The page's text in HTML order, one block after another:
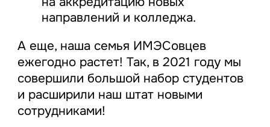
направлений и колледжа.
А еще, наша семья ИМЭСовцев
ежегодно растет! Так, в 2021 году мы
совершили большой набор студентов
и расширили наш штат новыми
сотрудниками!